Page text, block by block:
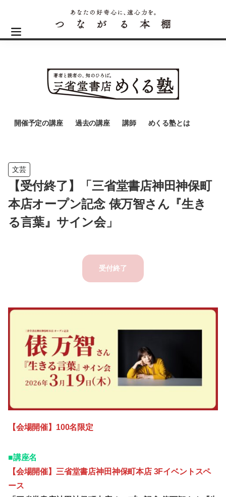
開催予定の講座 過去の講座 講師 めくる塾とは
文芸
【受付終了】「三省堂書店神田神保町
本店オープン記念 俵万智さん『生き
る言葉』サイン会」
受付終了
【会場開催】100名限定
■講座名
【会場開催】三省堂書店神田神保町本店 3Fイベントスペ
ース